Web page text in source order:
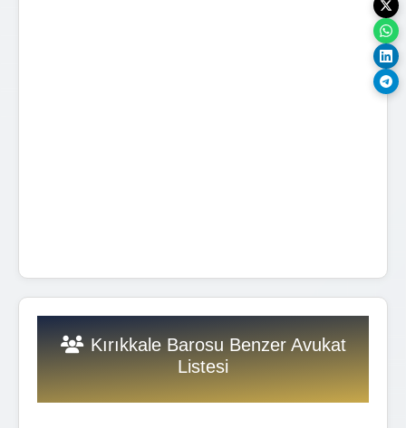
Kırıkkale Barosu Benzer Avukat
Listesi